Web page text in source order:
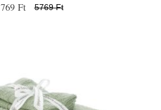
Ft 5769 Ft